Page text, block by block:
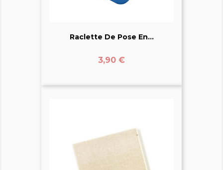
Raclette De Pose En...
Prix
3,90 €